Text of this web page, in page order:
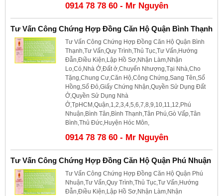
0914 78 78 60 - Mr Nguyên
Tư Vấn Công Chứng Hợp Đồng Căn Hộ Quận Bình Thạnh
Tư Vấn Công Chứng Hợp Đồng Căn Hộ Quận Bình
Thạnh,Tư Vấn,Quy Trình,Thủ Tục,Tư Vấn,Hướng
Đẫn,Điều Kiện,Lập Hồ Sơ,Nhận Làm,Nhận
Lo,Có,Nhà Ở,Đất ở,Chuyển Nhượng,Tại Nhà,Cho
Tặng,Chung Cư,Căn Hộ,Công Chứng,Sang Tên,Sổ
Hồng,Sổ Đỏ,Giấy Chứng Nhận,Quyền Sử Dụng Đất
Ở,Quyền Sử Dụng Nhà
Ở,TpHCM,Quận,1,2,3,4,5,6,7,8,9,10,11,12,Phú
Nhuận,Bình Tân,Bình Thạnh,Tân Phú,Gò Vấp,Tân
Bình,Thủ Đức,Huyện Hóc Môn,
0914 78 78 60 - Mr Nguyên
Tư Vấn Công Chứng Hợp Đồng Căn Hộ Quận Phú Nhuận
Tư Vấn Công Chứng Hợp Đồng Căn Hộ Quận Phú
Nhuận,Tư Vấn,Quy Trình,Thủ Tục,Tư Vấn,Hướng
Đẫn,Điều Kiện,Lập Hồ Sơ,Nhận Làm,Nhận